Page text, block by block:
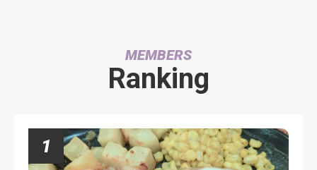
MEMBERS
Ranking